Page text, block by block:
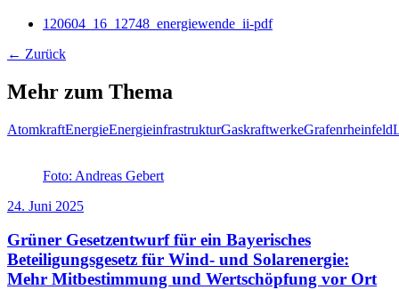
120604_16_12748_energiewende_ii-pdf
← Zurück
Mehr zum Thema
AtomkraftEnergieEnergieinfrastrukturGaskraftwerkeGrafenrheinfeld
Foto: Andreas Gebert
24. Juni 2025
Grüner Gesetzentwurf für ein Bayerisches
Beteiligungsgesetz für Wind- und Solarenergie:
Mehr Mitbestimmung und Wertschöpfung vor Ort